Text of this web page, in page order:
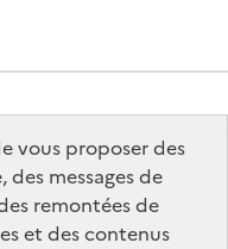
vous proposer des
messages de
remontées de
et des contenus